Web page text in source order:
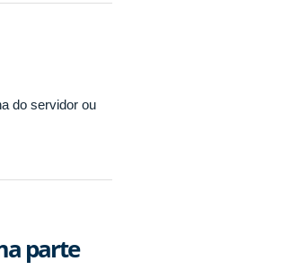
do servidor ou
parte